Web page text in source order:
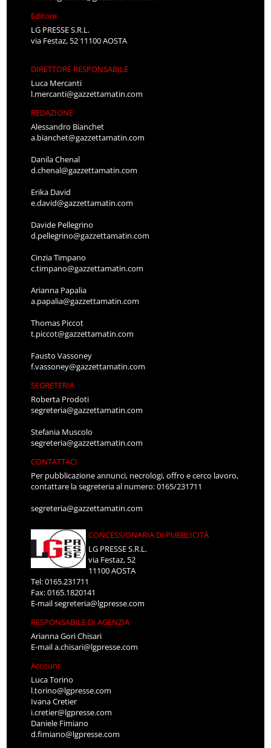
Editore
LG PRESSE S.R.L.
via Festaz, 52 11100 AOSTA
DIRETTORE RESPONSABILE
Luca Mercanti
l.mercanti@gazzettamatin.com
REDAZIONE
Alessandro Bianchet
a.bianchet@gazzettamatin.com
Danila Chenal
d.chenal@gazzettamatin.com
Erika David
e.david@gazzettamatin.com
Davide Pellegrino
d.pellegrino@gazzettamatin.com
Cinzia Timpano
c.timpano@gazzettamatin.com
Arianna Papalia
a.papalia@gazzettamatin.com
Thomas Piccot
t.piccot@gazzettamatin.com
Fausto Vassoney
f.vassoney@gazzettamatin.com
SEGRETERIA
Roberta Prodoti
segreteria@gazzettamatin.com
Stefania Muscolo
segreteria@gazzettamatin.com
CONTATTACI
Per pubblicazione annunci, necrologi, offro e cerco lavoro,
contattare la segreteria al numero: 0165/231711
segreteria@gazzettamatin.com
CONCESSIONARIA DI PUBBLICITÀ
LG PRESSE S.R.L.
via Festaz, 52
11100 AOSTA
Tel: 0165.231711
Fax: 0165.1820141
E-mailsegreteria@lgpresse.com
RESPONSABILE DI AGENZIA
Arianna Gori Chisari
E-maila.chisari@lgpresse.com
Account
Luca Torino
l.torino@lgpresse.com
Ivana Cretier
i.cretier@lgpresse.com
Daniele Fimiano
d.fimiano@lgpresse.com